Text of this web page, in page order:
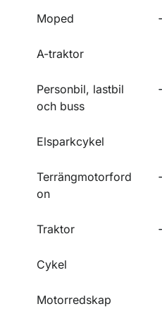
Moped
A-traktor
Personbil, lastbil
och buss
Elsparkcykel
Terrängmotorford
on
Traktor
Cykel
Motorredskap